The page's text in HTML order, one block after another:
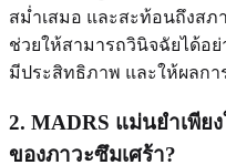
สม่ำเสมอ และสะท้อนถึงสภ
ช่วยให้สามารถวินิจฉัยได้อ
มีประสิทธิภาพ และให้ผลกา
2. MADRS แม่นยำเพีย
ของภาวะซึมเศร้า?